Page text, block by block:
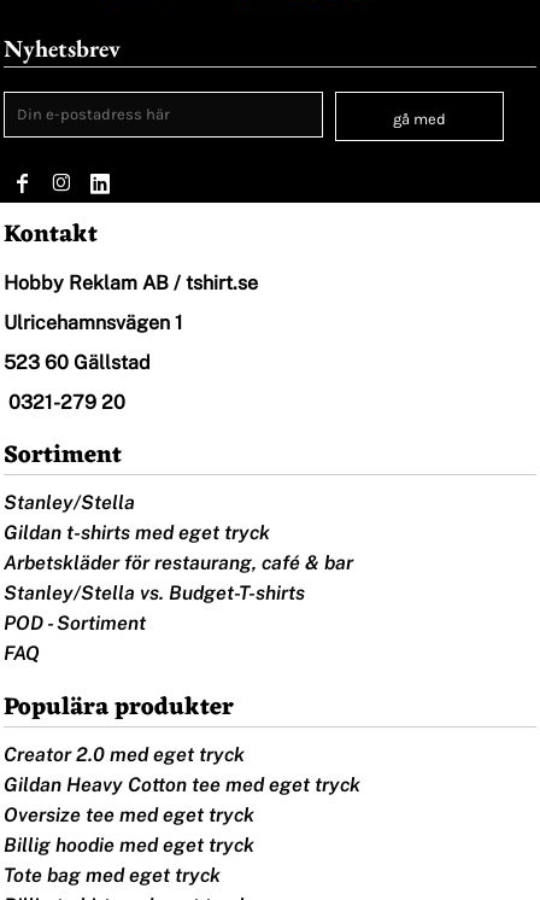
Nyhetsbrev
gå med
Kontakt
Hobby Reklam AB / tshirt.se
Ulricehamnsvägen 1
523 60 Gällstad
0321-279 20
Sortiment
Stanley/Stella
Gildan t-shirts med eget tryck
Arbetskläder för restaurang, café & bar
Stanley/Stella vs. Budget-T-shirts
POD - Sortiment
FAQ
Populära produkter
Creator 2.0 med eget tryck
Gildan Heavy Cotton tee med eget tryck
Oversize tee med eget tryck
Billig hoodie med eget tryck
Tote bag med eget tryck